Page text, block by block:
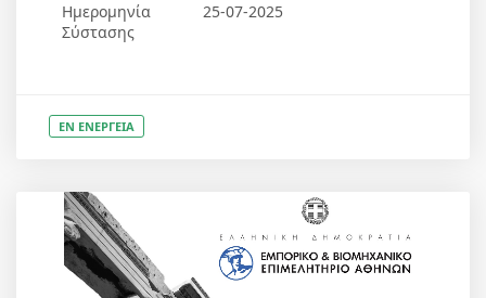
Ημερομηνία
Σύστασης
25-07-2025
ΕΝ ΕΝΕΡΓΕΙΑ